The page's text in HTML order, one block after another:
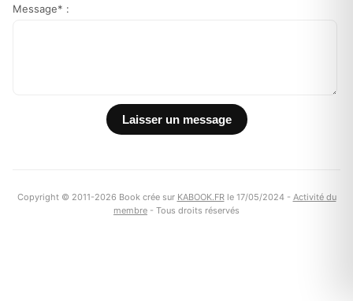
Message* :
Copyright © 2011-2026 Book crée sur KABOOK.FRle 17/05/2024 - Activité du
membre - Tous droits réservés